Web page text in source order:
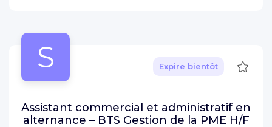
S Expire bientôt
Assistant commercial et administratif en
alternance – BTS Gestion de la PME H/F